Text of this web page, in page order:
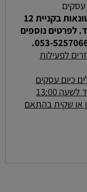
קיימת אפשרות למכירה בסיטונאות בקניית 12
לפרטים נוספים
לפעילות
כיום עסקים
13:00
או שקית בהתאם